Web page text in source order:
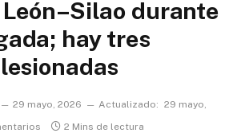
durante
hay tres
29 mayo, 2026 Actualizado: 29 mayo,
2 Mins de lectura